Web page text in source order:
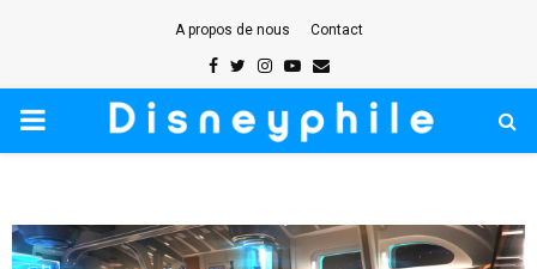
A propos de nous Contact
Facebook
TwitterInstagram
Youtube
Email
PRIMARY